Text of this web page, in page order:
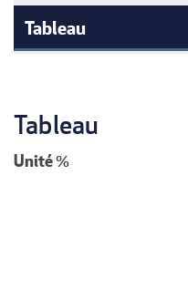
Tableau
Tableau
Unité%